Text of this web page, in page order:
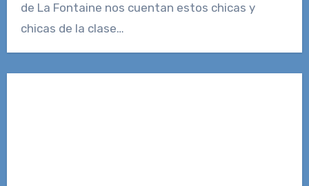
de La Fontaine nos cuentan estos chicas y
chicas de la clase…